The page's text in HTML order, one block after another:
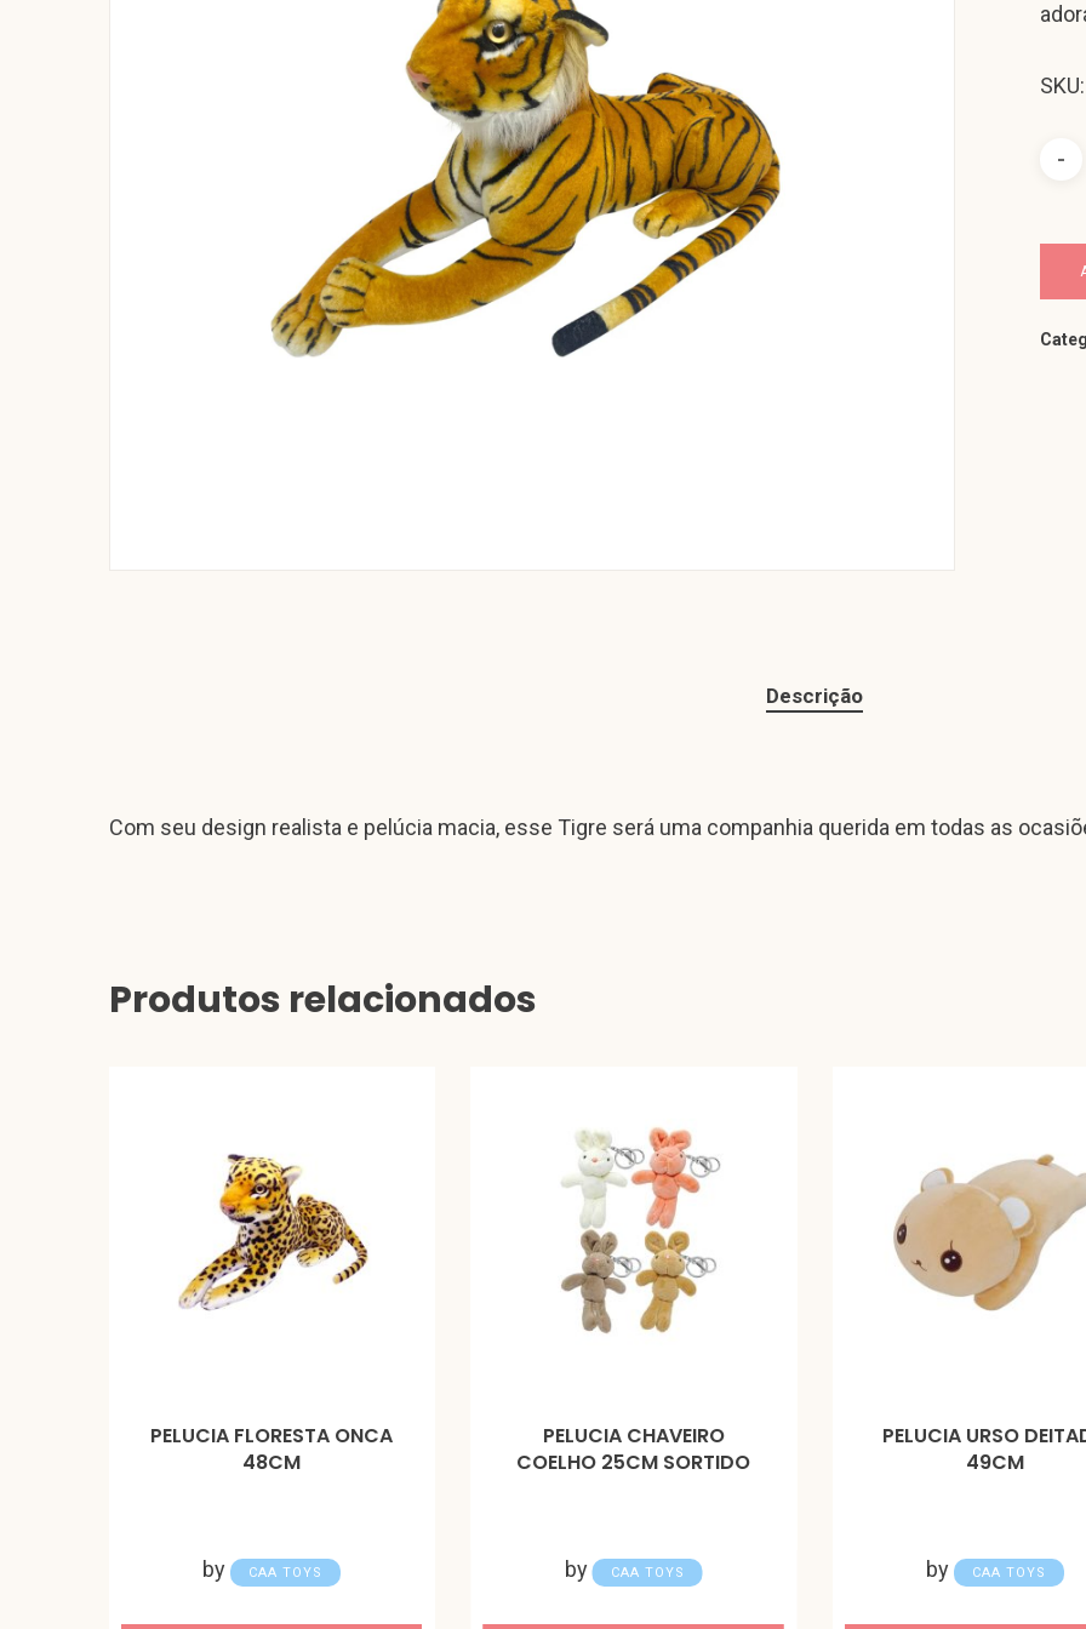
Descrição
Com seu design realista e pelúcia macia, esse Tigre será uma companhia querida em todas as
Produtos relacionados
PELUCIA FLORESTA ONCA
48CM
by CAA TOYS
PELUCIA CHAVEIRO
COELHO 25CM SORTIDO
by CAA TOYS
PELUCIA URSO
49CM
by CAA TOYS